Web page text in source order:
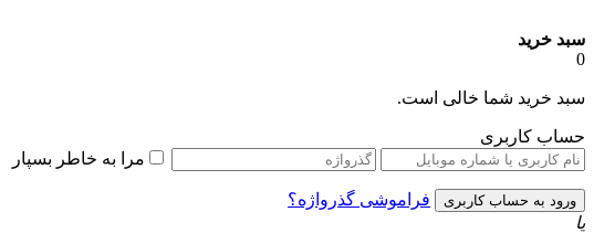
سبد خرید
0
سبد خرید شما خالی است.
حساب کاربری
مرا به خاطر بسپار
فراموشی گذرواژه؟
یا